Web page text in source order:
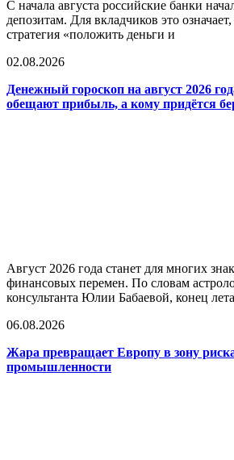
С начала августа российские банки
депозитам. Для вкладчиков это
стратегия «положить деньги и
02.08.2026
Денежный гороскоп на август 2026
обещают прибыль, а кому придётся
Август 2026 года станет для многих
финансовых перемен. По словам
консультанта Юлии Бабаевой, конец лета
06.08.2026
Жара превращает Европу в зону
промышленности